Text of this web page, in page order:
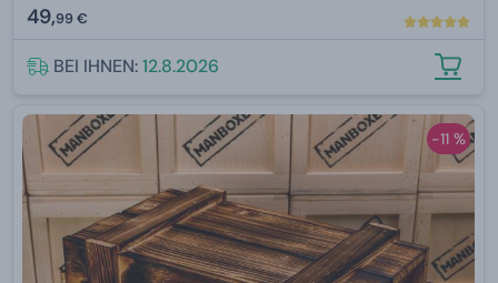
49,99 €
BEI IHNEN:12.8.2026
-11 %